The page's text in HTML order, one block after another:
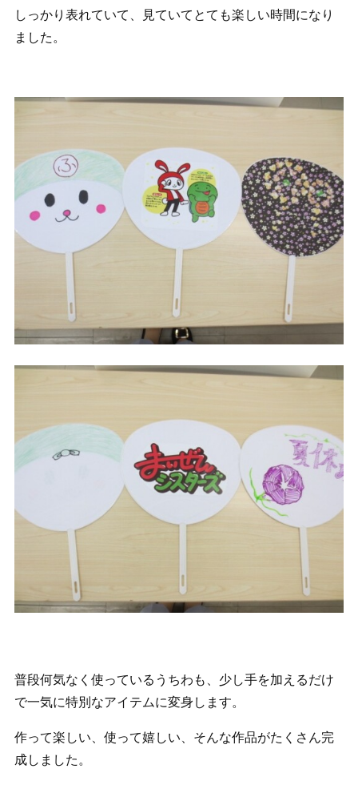
しっかり表れていて、見ていてとても楽しい時間になり
ました。
普段何気なく使っているうちわも、少し手を加えるだけ
で一気に特別なアイテムに変身します。
作って楽しい、使って嬉しい、そんな作品がたくさん完
成しました。